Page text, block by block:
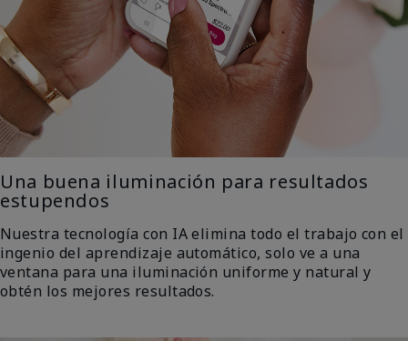
Una buena iluminación para resultados
estupendos
Nuestra tecnología con IA elimina todo el trabajo con el
ingenio del aprendizaje automático, solo ve a una
ventana para una iluminación uniforme y natural y
obtén los mejores resultados.